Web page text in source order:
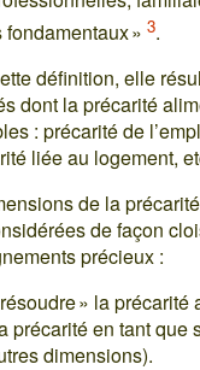
» 3.
définition, elle
dont la précarité
: précarité de
liée au logement,
de la
de façon
précieux :
» la précarité
précarité en tant que
dimensions).